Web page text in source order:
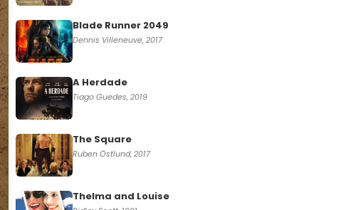
Blade Runner 2049
Dennis Villeneuve, 2017
A Herdade
Tiago Guedes, 2019
The Square
Ruben Östlund, 2017
Thelma and Louise